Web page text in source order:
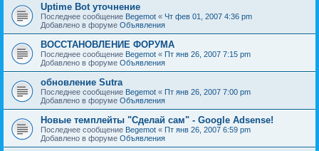
Uptime Bot уточнение
Последнее сообщение Begemot « Чт фев 01, 2007 4:36 pm
Добавлено в форуме Объявления
ВОССТАНОВЛЕНИЕ ФОРУМА
Последнее сообщение Begemot « Пт янв 26, 2007 7:15 pm
Добавлено в форуме Объявления
обновление Sutra
Последнее сообщение Begemot « Пт янв 26, 2007 7:00 pm
Добавлено в форуме Объявления
Новые темплейты "Cделай сам" - Google Adsense!
Последнее сообщение Begemot « Пт янв 26, 2007 6:59 pm
Добавлено в форуме Объявления